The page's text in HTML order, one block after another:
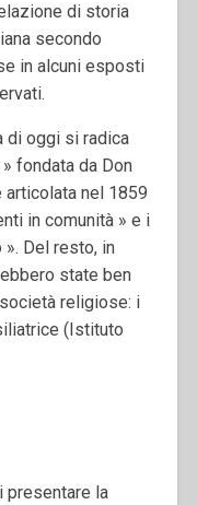
di storia
secondo
in alcuni esposti
di oggi si radica
fondata da Don
nel 1859
in comunità » e i
Del resto, in
state ben
religiose: i
(Istituto
presentare la